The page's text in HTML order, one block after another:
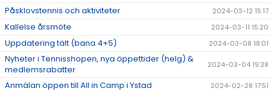
Påsklovstennis och aktiviteter 2024-03-12 15:17
Kallelse årsmöte 2024-03-11 15:20
Uppdatering tält (bana 4+5) 2024-03-08 18:01
Nyheter i Tennisshopen, nya öppettider (helg) &
medlemsrabatter
2024-03-04 19:38
Anmälan öppen till All in Camp i Ystad 2024-02-28 17:51